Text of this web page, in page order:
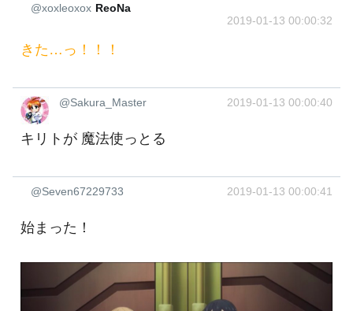
@xoxleoxox ReoNa
2019-01-13 00:00:32
きた…っ！！！
@Sakura_Master 2019-01-13 00:00:40
キリトが 魔法使っとる
@Seven67229733 2019-01-13 00:00:41
始まった！